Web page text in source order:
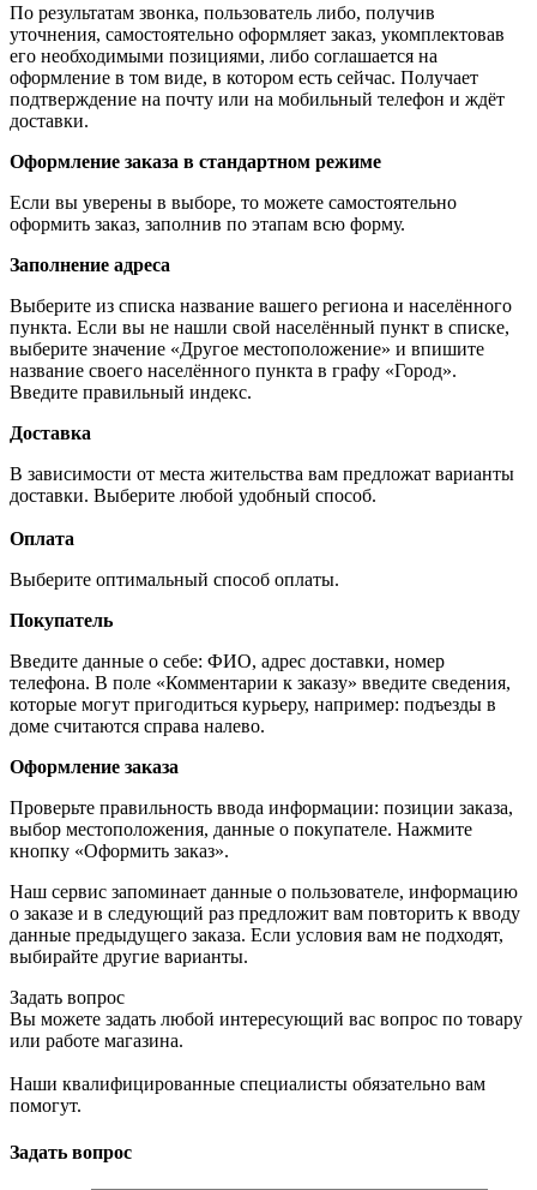
По результатам звонка, пользователь либо, получив
уточнения, самостоятельно оформляет заказ, укомплектовав
его необходимыми позициями, либо соглашается на
оформление в том виде, в котором есть сейчас. Получает
подтверждение на почту или на мобильный телефон и ждёт
доставки.
Оформление заказа в стандартном режиме
Если вы уверены в выборе, то можете самостоятельно
оформить заказ, заполнив по этапам всю форму.
Заполнение адреса
Выберите из списка название вашего региона и населённого
пункта. Если вы не нашли свой населённый пункт в списке,
выберите значение «Другое местоположение» и впишите
название своего населённого пункта в графу «Город».
Введите правильный индекс.
Доставка
В зависимости от места жительства вам предложат варианты
доставки. Выберите любой удобный способ.
Оплата
Выберите оптимальный способ оплаты.
Покупатель
Введите данные о себе: ФИО, адрес доставки, номер
телефона. В поле «Комментарии к заказу» введите сведения,
которые могут пригодиться курьеру, например: подъезды в
доме считаются справа налево.
Оформление заказа
Проверьте правильность ввода информации: позиции заказа,
выбор местоположения, данные о покупателе. Нажмите
кнопку «Оформить заказ».
Наш сервис запоминает данные о пользователе, информацию
о заказе и в следующий раз предложит вам повторить к вводу
данные предыдущего заказа. Если условия вам не подходят,
выбирайте другие варианты.
Задать вопрос
Вы можете задать любой интересующий вас вопрос по товару
или работе магазина.
Наши квалифицированные специалисты обязательно вам
помогут.
Задать вопрос